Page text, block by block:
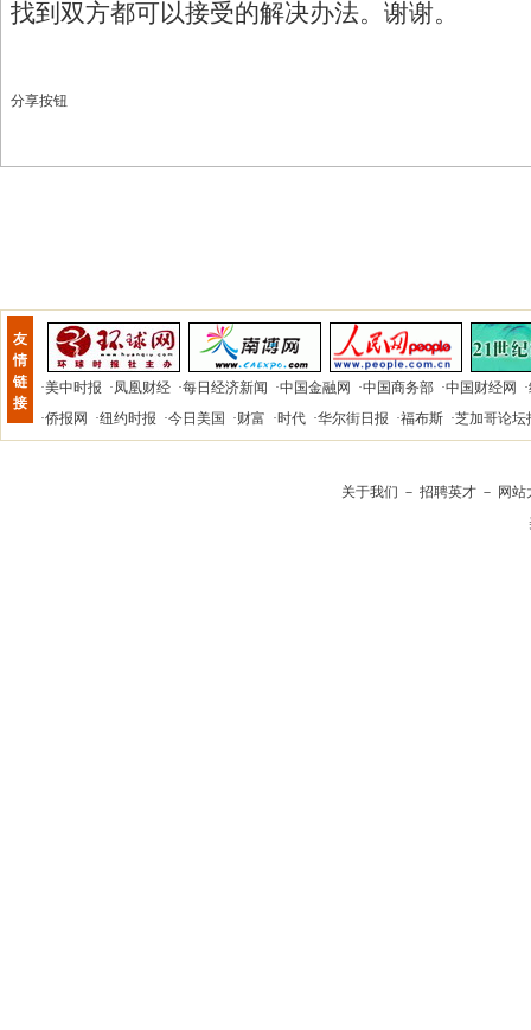
找到双方都可以接受的解决办法。谢谢。
分享按钮
友
情
链
接
·美中时报 ·凤凰财经 ·每日经济新闻 ·中国金融网 ·中国商务部 ·中国财经网 ·
·侨报网 ·纽约时报 ·今日美国 ·财富 ·时代 ·华尔街日报 ·福布斯 ·芝加哥论坛
关于我们 － 招聘英才 － 网站